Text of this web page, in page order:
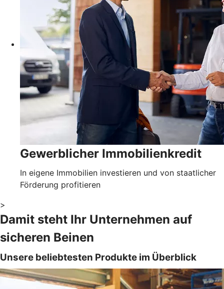
Gewerblicher Immobilienkredit
In eigene Immobilien investieren und von staatlicher
Förderung profitieren
>
Damit steht Ihr Unternehmen auf
sicheren Beinen
Unsere beliebtesten Produkte im Überblick